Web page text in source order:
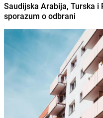
Saudijska Arabija, Turska
sporazum o odbrani